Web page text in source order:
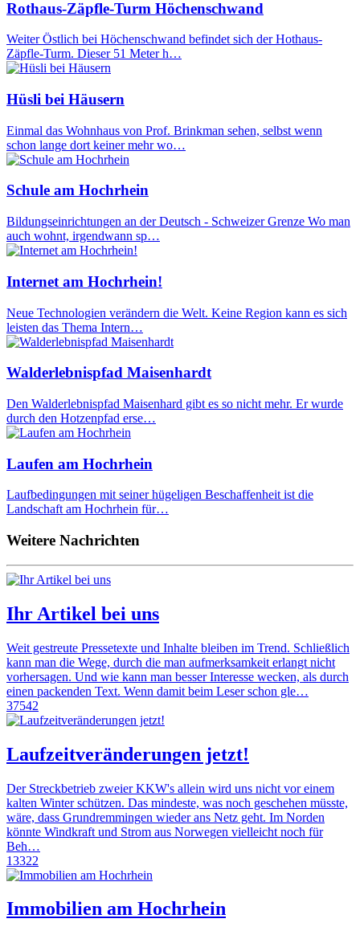
Rothaus-Zäpfle-Turm Höchenschwand
Weiter Östlich bei Höchenschwand befindet sich der Hothaus-
Zäpfle-Turm. Dieser 51 Meter h…
Hüsli bei Häusern
Einmal das Wohnhaus von Prof. Brinkman sehen, selbst wenn
schon lange dort keiner mehr wo…
Schule am Hochrhein
Bildungseinrichtungen an der Deutsch - Schweizer Grenze Wo man
auch wohnt, irgendwann sp…
Internet am Hochrhein!
Neue Technologien verändern die Welt. Keine Region kann es sich
leisten das Thema Intern…
Walderlebnispfad Maisenhardt
Den Walderlebnispfad Maisenhard gibt es so nicht mehr. Er wurde
durch den Hotzenpfad erse…
Laufen am Hochrhein
Laufbedingungen mit seiner hügeligen Beschaffenheit ist die
Landschaft am Hochrhein für…
Weitere Nachrichten
Ihr Artikel bei uns
Weit gestreute Pressetexte und Inhalte bleiben im Trend. Schließlich
kann man die Wege, durch die man aufmerksamkeit erlangt nicht
vorhersagen. Und wie kann man besser Interesse wecken, als durch
einen packenden Text. Wenn damit beim Leser schon gle…
37542
Laufzeitveränderungen jetzt!
Der Streckbetrieb zweier KKW's allein wird uns nicht vor einem
kalten Winter schützen. Das mindeste, was noch geschehen müsste,
wäre, dass Grundremmingen wieder ans Netz geht. Im Norden
könnte Windkraft und Strom aus Norwegen vielleicht noch für
Beh…
13322
Immobilien am Hochrhein